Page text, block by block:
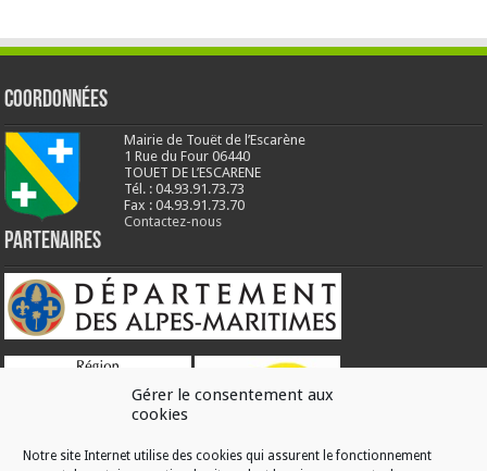
Gérer le consentement aux
cookies
Notre site Internet utilise des cookies qui assurent le fonctionnement
Coordonnées
Mairie de Touët de l’Escarène
1 Rue du Four 06440
TOUET DE L’ESCARENE
Tél. : 04.93.91.73.73
Fax : 04.93.91.73.70
Contactez-nous
Partenaires